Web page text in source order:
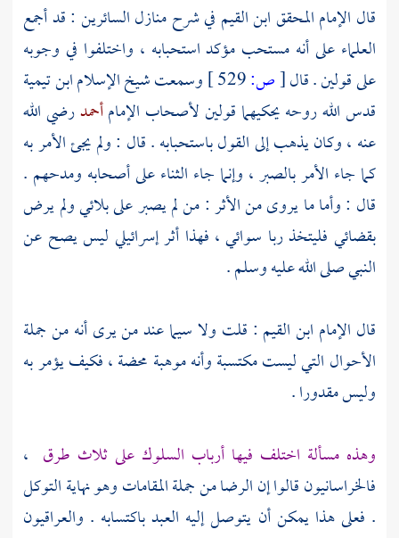
قال الإمام المحققابن القيم في شرح منازل السائرين : قد أجمع
العلماء على أنه مستحب مؤكد استحبابه ، واختلفوا في وجوبه
على قولين . قال[ص: وسمعت شيخ الإسلامابن تيمية
قدس الله روحه يحكيهما قولين لأصحاب الإمامأحمدرضي الله
عنه ، وكان يذهب إلى القول باستحبابه . قال : ولم يجئ الأمر به
كما جاء الأمر بالصبر ، وإنما جاء الثناء على أصحابه ومدحهم .
قال : وأما ما يروى من الأثر : من لم يصبر على بلائي ولم يرض
بقضائي فليتخذ ربا سوائي ، فهذا أثر إسرائيلي ليس يصح عن
النبي صلى الله عليه وسلم .
قال الإمام ابن القيم : قلت ولا سيما عند من يرى أنه من جملة
الأحوال التي ليست مكتسبة وأنه موهبة محضة ، فكيف يؤمر به
وليس مقدورا .
وهذه مسألة اختلف فيها أرباب السلوك على ثلاث طرق ،
فالخراسانيونقالوا إن الرضا من جملة المقامات وهو نهاية التوكل
. فعلى هذا يمكن أن يتوصل إليه العبد باكتسابه . والعراقيون